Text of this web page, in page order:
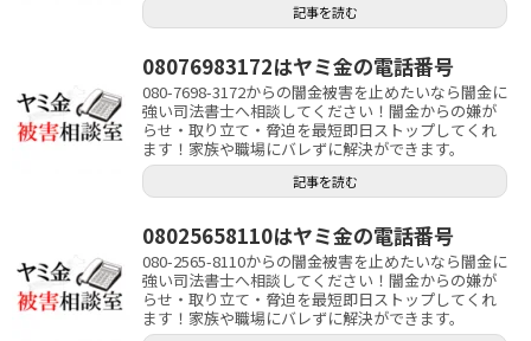
記事を読む
08076983172はヤミ金の電話番号
080-7698-3172からの闇金被害を止めたいなら闇金に
強い司法書士へ相談してください！闇金からの嫌が
らせ・取り立て・脅迫を最短即日ストップしてくれ
ます！家族や職場にバレずに解決ができます。
記事を読む
08025658110はヤミ金の電話番号
080-2565-8110からの闇金被害を止めたいなら闇金に
強い司法書士へ相談してください！闇金からの嫌が
らせ・取り立て・脅迫を最短即日ストップしてくれ
ます！家族や職場にバレずに解決ができます。